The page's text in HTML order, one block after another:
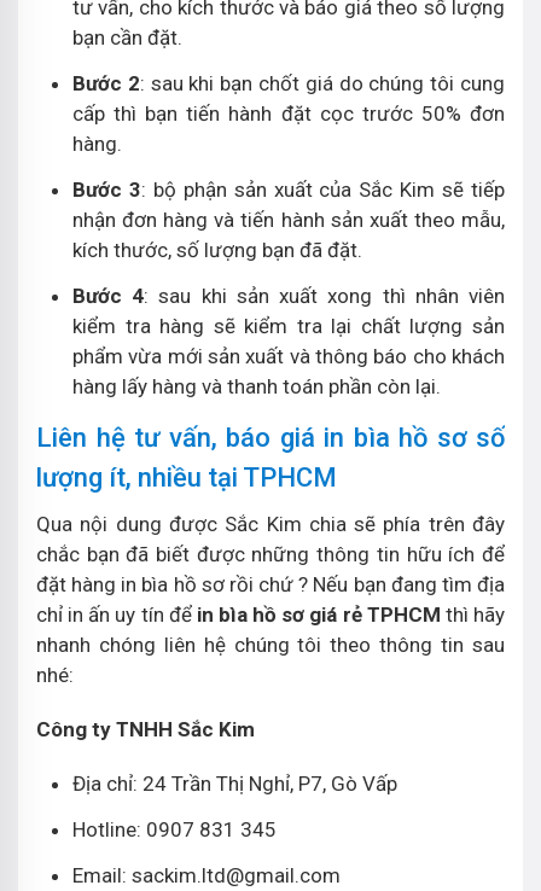
tư vấn, cho kích thước và báo giá theo số lượng
bạn cần đặt.
Bước 2: sau khi bạn chốt giá do chúng tôi cung
cấp thì bạn tiến hành đặt cọc trước 50% đơn
hàng.
Bước 3: bộ phận sản xuất của Sắc Kim sẽ tiếp
nhận đơn hàng và tiến hành sản xuất theo mẫu,
kích thước, số lượng bạn đã đặt.
Bước 4: sau khi sản xuất xong thì nhân viên
kiểm tra hàng sẽ kiểm tra lại chất lượng sản
phẩm vừa mới sản xuất và thông báo cho khách
hàng lấy hàng và thanh toán phần còn lại.
Liên hệ tư vấn, báo giá in bìa hồ sơ số
lượng ít, nhiều tại TPHCM
Qua nội dung được Sắc Kim chia sẽ phía trên đây
chắc bạn đã biết được những thông tin hữu ích để
đặt hàng in bìa hồ sơ rồi chứ ? Nếu bạn đang tìm địa
chỉ in ấn uy tín để in bìa hồ sơ giá rẻ TPHCM thì hãy
nhanh chóng liên hệ chúng tôi theo thông tin sau
nhé:
Công ty TNHH Sắc Kim
Địa chỉ: 24 Trần Thị Nghỉ, P7, Gò Vấp
Hotline: 0907 831 345
Email: sackim.ltd@gmail.com